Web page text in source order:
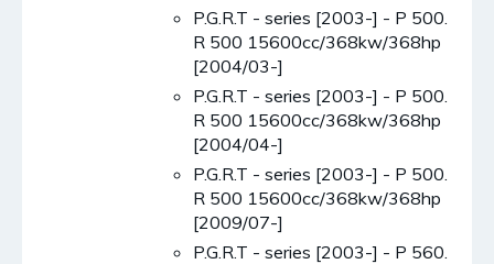
P.G.R.T - series [2003-] - P 500.
R 500 15600cc/368kw/368hp
[2004/03-]
P.G.R.T - series [2003-] - P 500.
R 500 15600cc/368kw/368hp
[2004/04-]
P.G.R.T - series [2003-] - P 500.
R 500 15600cc/368kw/368hp
[2009/07-]
P.G.R.T - series [2003-] - P 560.